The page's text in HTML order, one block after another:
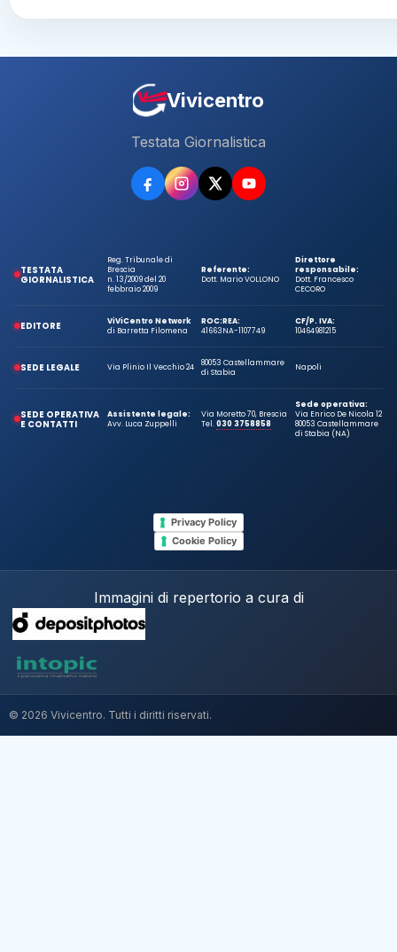
Vivicentro
Testata Giornalistica
TESTATA
GIORNALISTICA
Reg. Tribunale di
Brescia
n. 13/2009 del 20
febbraio 2009
Referente:
Dott. Mario VOLLONO
Direttore
responsabile:
Dott. Francesco
CECORO
EDITORE
ViViCentro Network
di Barretta Filomena
ROC:
41663
REA:
NA-1107749
CF/P. IVA:
10464981215
SEDE LEGALE Via Plinio Il Vecchio 24
80053 Castellammare
di Stabia
Napoli
SEDE OPERATIVA
E CONTATTI
Assistente legale:
Avv. Luca Zuppelli
Via Moretto 70, Brescia
Tel.030 3758858
Sede operativa:
Via Enrico De Nicola 12
80053 Castellammare
di Stabia (NA)
Privacy Policy
Cookie Policy
Immagini di repertorio a cura di
© 2026 Vivicentro. Tutti i diritti riservati.